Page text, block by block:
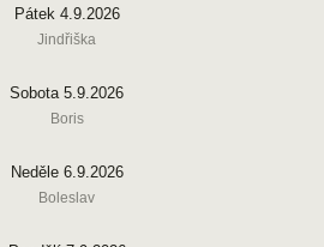
Pátek 4.9.2026
Jindřiška
Sobota 5.9.2026
Boris
Neděle 6.9.2026
Boleslav